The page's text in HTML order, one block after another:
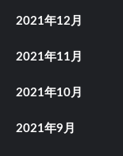
2021年12月
2021年11月
2021年10月
2021年9月